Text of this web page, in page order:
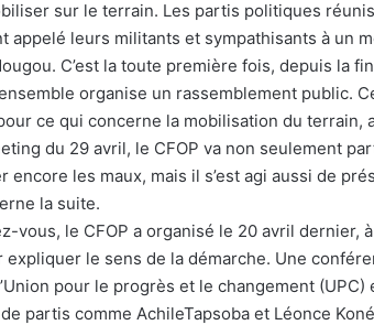
sur le terrain. Les partis politiques
appelé leurs militants et sympathisants à un
C’est la toute première fois, depuis la
organise un rassemblement public.
ce qui concerne la mobilisation du terrain,
du 29 avril, le CFOP va non seulement
encore les maux, mais il s’est agi aussi de
la suite.
vous, le CFOP a organisé le 20 avril dernier,
le sens de la démarche. Une
pour le progrès et le changement (UPC)
partis comme AchileTapsoba et Léonce